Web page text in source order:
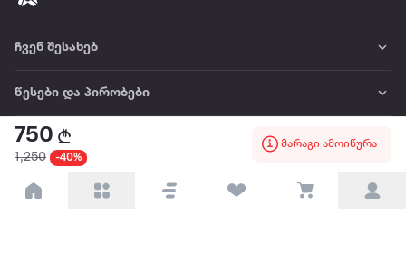
750
1,250 -40%
მარაგი ამოიწურა
ჩვენ შესახებ
წესები და პირობები
პარტნიორებისთვის
ტრენდული